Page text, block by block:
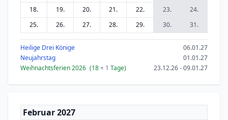
18.
19. 20. 21. 22. 23.
24.
25.
26. 27. 28. 29. 30. 31.
Heilige Drei Könige
06.01.27
Neujahrstag
01.01.27
Weihnachtsferien 2026 (18+ 1 Tage) 23.12.26 - 09.01.27
Februar 2027